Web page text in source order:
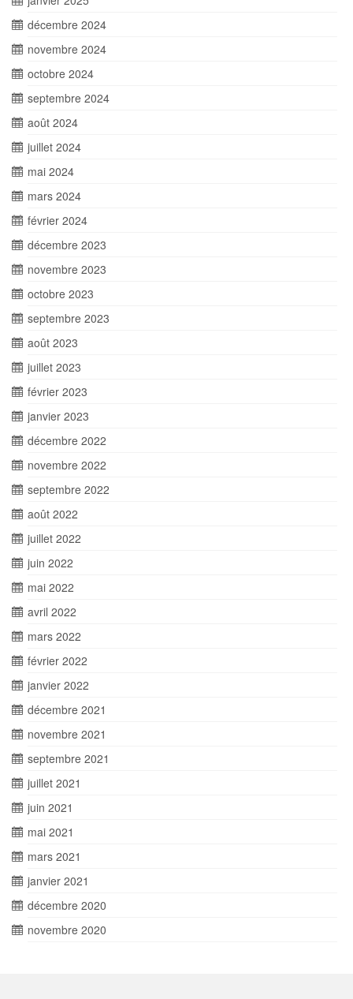
décembre 2024
novembre 2024
octobre 2024
septembre 2024
août 2024
juillet 2024
mai 2024
mars 2024
février 2024
décembre 2023
novembre 2023
octobre 2023
septembre 2023
août 2023
juillet 2023
février 2023
janvier 2023
décembre 2022
novembre 2022
septembre 2022
août 2022
juillet 2022
juin 2022
mai 2022
avril 2022
mars 2022
février 2022
janvier 2022
décembre 2021
novembre 2021
septembre 2021
juillet 2021
juin 2021
mai 2021
mars 2021
janvier 2021
décembre 2020
novembre 2020